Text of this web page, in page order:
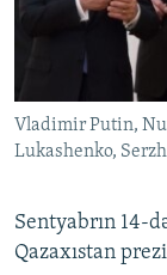
İNFOQRAFIKA
KARIKATURA
AZƏRBAYCAN
İSLAM VƏ
MISSIYAMIZ
PEŞƏ ETIKASI VƏ
AZADLIQRADIOSU
XƏBƏR
BIZI IZLƏ
RFE/RL-in
Vladimir Putin,
Lukashenko,
Sentyabrın 14-
Qazaxıstan